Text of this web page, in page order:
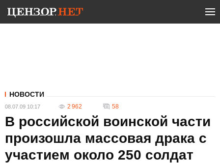
НОВОСТИ
08.07.09 10:17 2 962 58
В российской воинской части
произошла массовая драка с
участием около 250 солдат